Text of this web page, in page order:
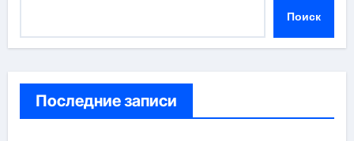
Поиск
Последние записи